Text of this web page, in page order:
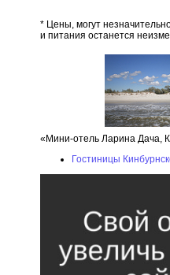
* Цены, могут
и питания останется
«Мини-отель Ларина Дача,
Гостиницы